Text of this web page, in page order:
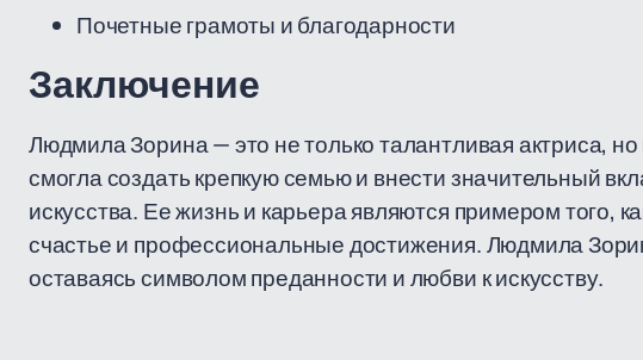
Почетные грамоты и благодарности
Заключение
Людмила Зорина — это не только талантливая актриса,
смогла создать крепкую семью и внести значительный
искусства. Ее жизнь и карьера являются примером того,
счастье и профессиональные достижения. Людмила
оставаясь символом преданности и любви к искусству.